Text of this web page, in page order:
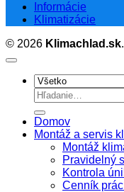
Informácie
Klimatizácie
© 2026 Klimachlad.sk.
Hľadať:
Domov
Montáž a servis
Montáž
Pravidelný
Kontrola
Cenník